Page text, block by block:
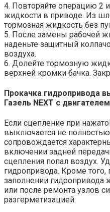
4. Повторяйте операцию 2
жидкости в приводе. Из
тормозная жидкость без
5. После замены рабочей
наденьте защитный
воздуха.
6. Долейте тормозную
верхней кромки бачка.
Прокачка гидропривода
Газель NEXT с
Если сцепление при
выключается не полностью
сопровождается
включении задней
сцепления попал воздух.
гидропривода. Кроме
заполнении
или после ремонта узлов
разгерметизацией.